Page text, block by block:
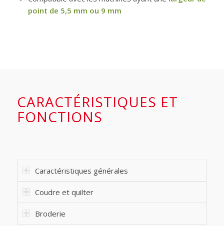
point de 5,5 mm ou 9 mm
CARACTÉRISTIQUES ET
FONCTIONS
Caractéristiques générales
Coudre et quilter
Broderie